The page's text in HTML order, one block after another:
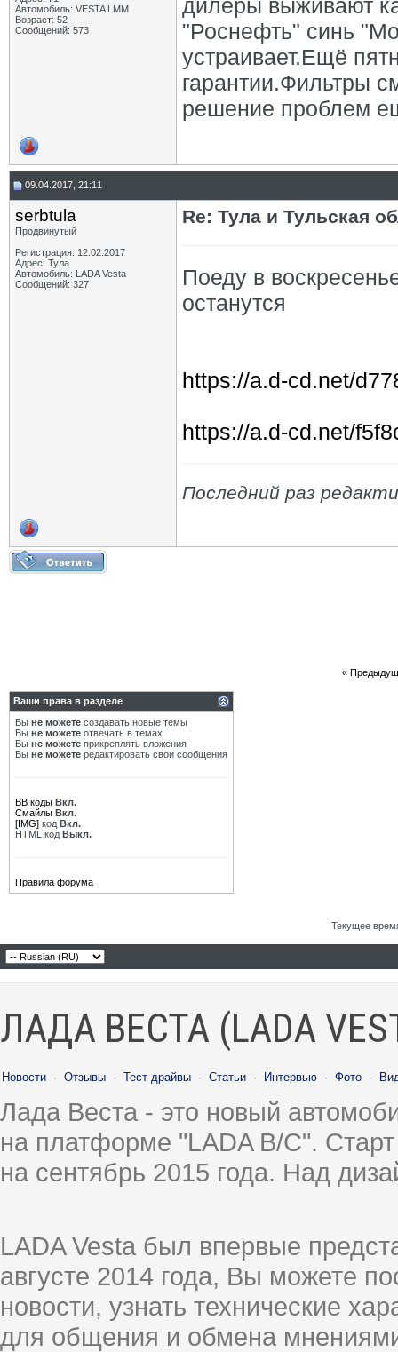
Автомобиль: VESTA LMM
Возраст: 52
Сообщений: 573
дилеры выживают
"Роснефть" синь
устраивает.Ещё
гарантии.Фильтры
решение проблем
09.04.2017, 21:11
serbtula
Продвинутый
Регистрация: 12.02.2017
Адрес: Тула
Автомобиль: LADA Vesta
Сообщений: 327
Re: Тула и Тульская
Поеду в
останутся
https://a.d-cd.net/
https://a.d-cd.net/
Последний раз
«
Ваши права в разделе
Вы не можете создавать новые темы
Вы не можете отвечать в темах
Вы не можете прикреплять вложения
Вы не можете редактировать свои сообщения
BB коды Вкл.
Смайлы Вкл.
[IMG] код Вкл.
HTML код Выкл.
Правила форума
Текущее
ЛАДА ВЕСТА (LADA
Новости · Отзывы · Тест-драйвы · Статьи · Интервью · Фото ·
Лада Веста - это новый
на платформе "LADA B/C".
на сентябрь 2015 года. Над
LADA Vesta был впервые
августе 2014 года, Вы можете
новости, узнать технические
для общения и обмена